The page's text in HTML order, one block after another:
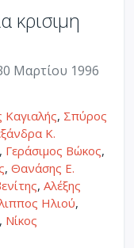
κρισιμη
Μαρτίου 1996
Καγιαλής, Σπύρος
Κ.
, Γεράσιμος Βώκος,
, Θανάσης Ε.
, Αλέξης
Ηλιού,
, Νίκος